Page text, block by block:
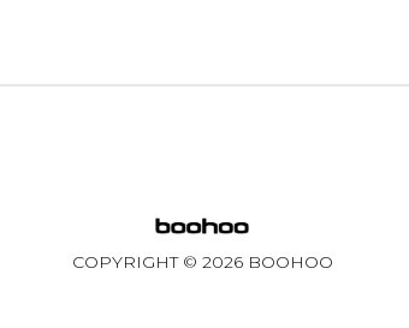
COPYRIGHT © 2026 BOOHOO